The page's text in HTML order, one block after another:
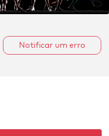
Notificar um erro